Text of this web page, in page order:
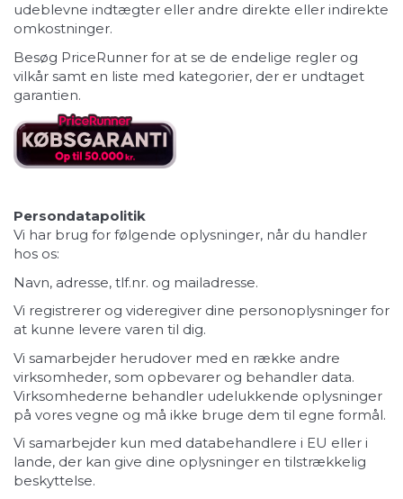
udeblevne indtægter eller andre direkte eller indirekte
omkostninger.
Besøg PriceRunner for at se de endelige regler og
vilkår samt en liste med kategorier, der er undtaget
garantien.
Persondatapolitik
Vi har brug for følgende oplysninger, når du handler
hos os:
Navn, adresse, tlf.nr. og mailadresse.
Vi registrerer og videregiver dine personoplysninger for
at kunne levere varen til dig.
Vi samarbejder herudover med en række andre
virksomheder, som opbevarer og behandler data.
Virksomhederne behandler udelukkende oplysninger
på vores vegne og må ikke bruge dem til egne formål.
Vi samarbejder kun med databehandlere i EU eller i
lande, der kan give dine oplysninger en tilstrækkelig
beskyttelse.